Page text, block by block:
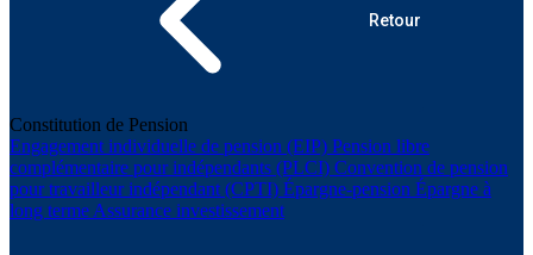
Retour
Constitution de Pension
Engagement individuelle de pension (EIP) Pension libre
complémentaire pour indépendants (PLCI) Convention de pension
pour travailleur indépendant (CPTI) Épargne-pension Épargne à
long terme Assurance investissement